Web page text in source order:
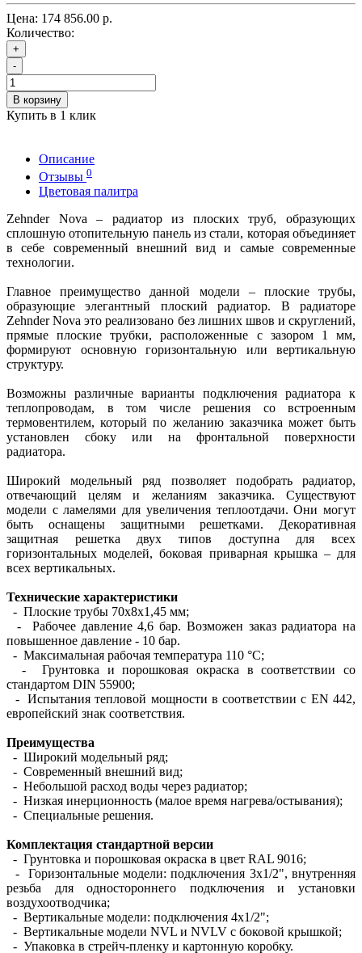
Цена: 174 856.00 р.
Количество:
+
-
В корзину
Купить в 1 клик
Описание
Отзывы 0
Цветовая палитра
Zehnder Nova – радиатор из плоских труб, образующих
сплошную отопительную панель из стали, которая объединяет
в себе современный внешний вид и самые современные
технологии.
Главное преимущество данной модели – плоские трубы,
образующие элегантный плоский радиатор. В радиаторе
Zehnder Nova это реализовано без лишних швов и скруглений,
прямые плоские трубки, расположенные с зазором 1 мм,
формируют основную горизонтальную или вертикальную
структуру.
Возможны различные варианты подключения радиатора к
теплопроводам, в том числе решения со встроенным
термовентилем, который по желанию заказчика может быть
установлен сбоку или на фронтальной поверхности
радиатора.
Широкий модельный ряд позволяет подобрать радиатор,
отвечающий целям и желаниям заказчика. Существуют
модели с ламелями для увеличения теплоотдачи. Они могут
быть оснащены защитными решетками. Декоративная
защитная решетка двух типов доступна для всех
горизонтальных моделей, боковая приварная крышка – для
всех вертикальных.
Технические характеристики
- Плоские трубы 70х8х1,45 мм;
- Рабочее давление 4,6 бар. Возможен заказ радиатора на
повышенное давление - 10 бар.
- Максимальная рабочая температура 110 °С;
- Грунтовка и порошковая окраска в соответствии со
стандартом DIN 55900;
- Испытания тепловой мощности в соответствии с EN 442,
европейский знак соответствия.
Преимущества
- Широкий модельный ряд;
- Современный внешний вид;
- Небольшой расход воды через радиатор;
- Низкая инерционность (малое время нагрева/остывания);
- Специальные решения.
Комплектация стандартной версии
- Грунтовка и порошковая окраска в цвет RAL 9016;
- Горизонтальные модели: подключения 3х1/2", внутренняя
резьба для одностороннего подключения и установки
воздухоотводчика;
- Вертикальные модели: подключения 4х1/2";
- Вертикальные модели NVL и NVLV с боковой крышкой;
- Упаковка в стрейч-пленку и картонную коробку.